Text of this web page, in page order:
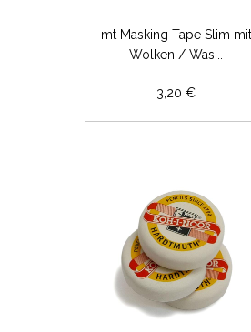
mt Masking Tape Slim mit
Wolken / Was...
3,20 €